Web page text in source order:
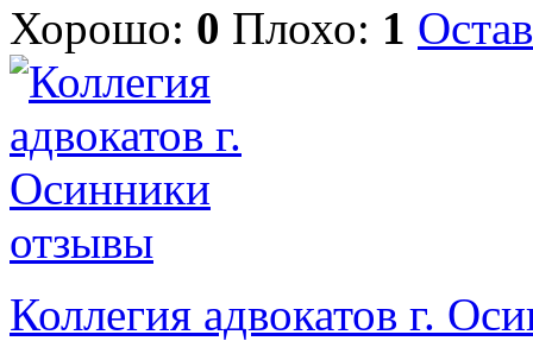
Хорошо: 0 Плохо: 1
Коллегия адвокатов г.